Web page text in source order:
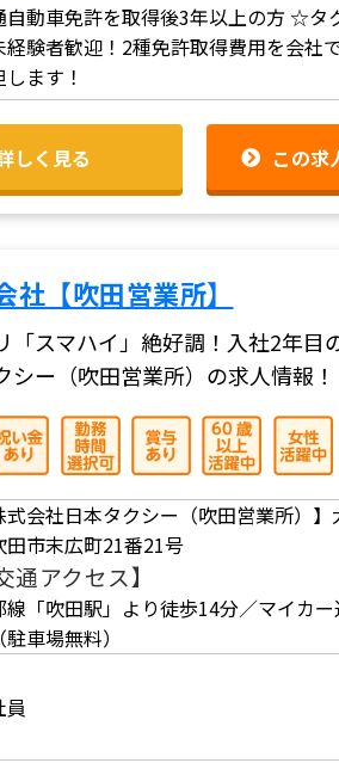
自動車免許を取得後3年以上の方☆タ
経験者歓迎！2種免許取得費用を会社
ます！
しく見る この求
【吹田営業所】
「スマハイ」絶好調！入社2年
ー（吹田営業所）の求人情報！
式会社日本タクシー（吹田営業所）】
田市末広町21番21号
通アクセス】
線「吹田駅」より徒歩14分／マイカー
車場無料）
員